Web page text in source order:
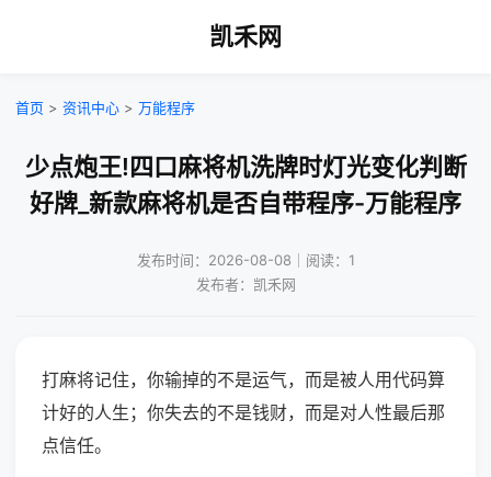
凯禾网
首页 > 资讯中心 > 万能程序
少点炮王!四口麻将机洗牌时灯光变化判断
好牌_新款麻将机是否自带程序-万能程序
发布时间：2026-08-08｜阅读：1
发布者：凯禾网
打麻将记住，你输掉的不是运气，而是被人用代码算
计好的人生；你失去的不是钱财，而是对人性最后那
点信任。